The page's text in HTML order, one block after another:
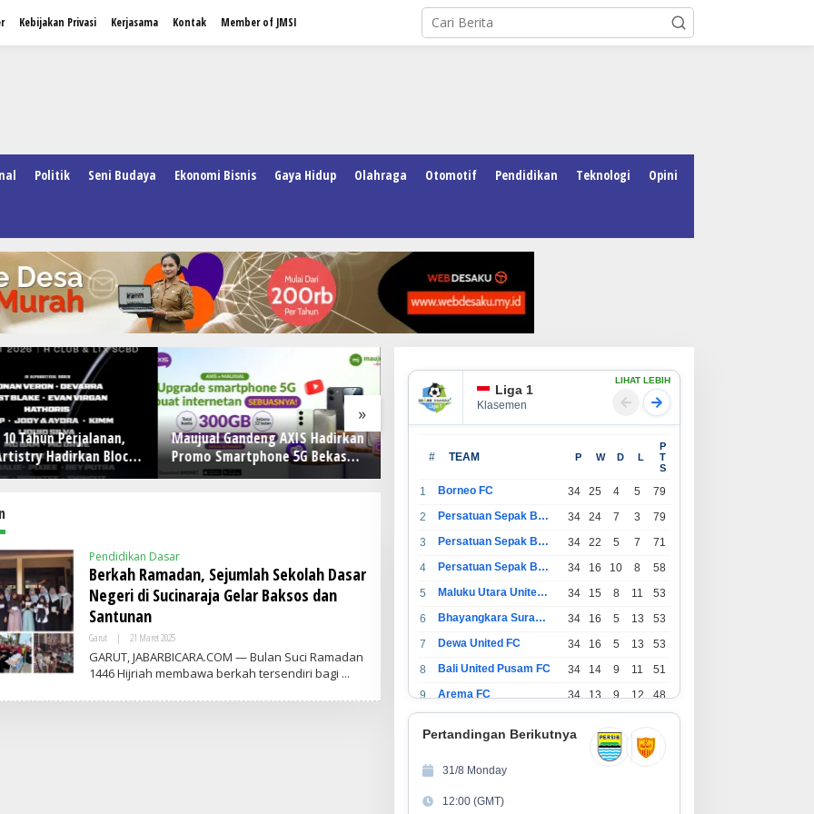
Kebijakan Privasi Kerjasama Kontak Member of JMSI
Politik Seni Budaya Ekonomi Bisnis Gaya Hidup Olahraga Otomotif Pendidikan Teknologi Opini
»
Tahun Perjalanan,
Hadirkan Block
di Jakarta
Maujual Gandeng AXIS Hadirkan
Promo Smartphone 5G Bekas
dengan Bonus Kuota
Keselamatan Perjalanan Kereta
Pelindo Multi Terminal Tanjung
Intan Perkuat Kinerja
Operasional Pelabuhan
Pendidikan Dasar
Berkah Ramadan, Sejumlah Sekolah Dasar
Negeri di Sucinaraja Gelar Baksos dan
Santunan
Garut | 21 Maret 2025O
L
E
H
D
GARUT, JABARBICARA.COM — Bulan Suci Ramadan
1446 Hijriah membawa berkah tersendiri bagi
Liga 1
Klasemen
LIHAT LEBIH
# TEAM P W D L
P
T
S
1 Borneo FC 34 25 4 5
79
2
Persatuan Sepak Bola Indonesia Bandung 34 24 7 3
79
3
Persatuan Sepak Bola Indonesia Jakarta 34 22 5 7
71
4
Persatuan Sepak Bola Surabaya 34 16 10 8
58
5
Maluku Utara United FC 34 15 8 11
53
6
Bhayangkara Surabaya United 34 16 5 13
53
7
Dewa United FC 34 16 5 13
53
8
Bali United Pusam FC 34 14 9 11
51
9
Arema FC 34 13 9 12
48
0
1
11 12 11
2
Pertandingan Berikutnya
31/8 Monday
12:00 (GMT)